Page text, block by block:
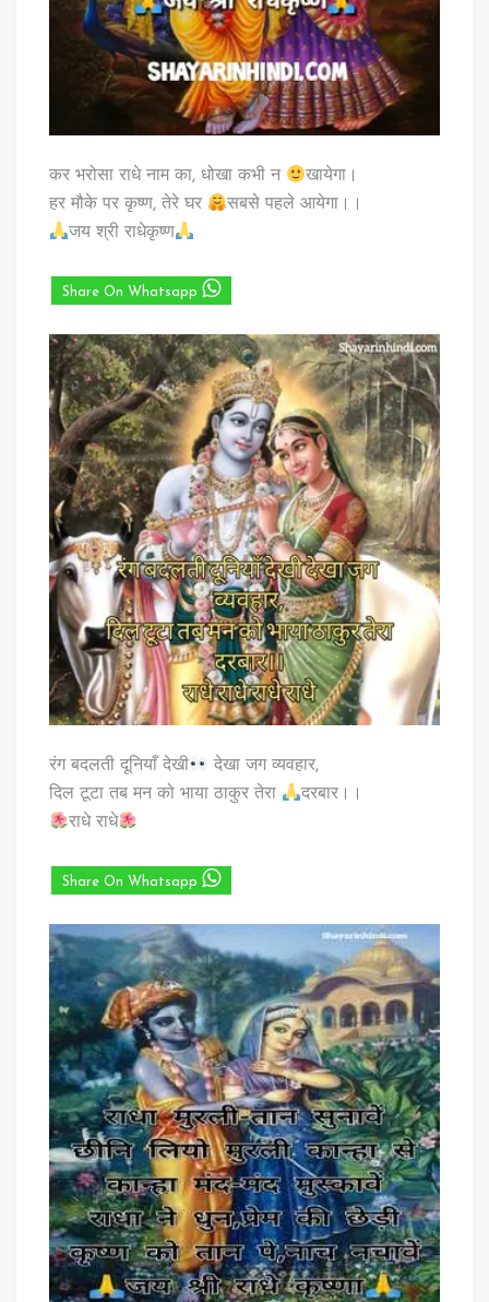
कर भरोसा राधे नाम का, धोखा कभी न
खायेगा।
हर मौके पर कृष्ण, तेरे घर
सबसे पहले आयेगा।।
जय श्री राधेकृष्ण
Share On Whatsapp
रंग बदलती दूनियाँ देखी
देखा जग व्यवहार,
दिल टूटा तब मन को भाया ठाकुर तेरा
दरबार।।
राधे राधे
Share On Whatsapp